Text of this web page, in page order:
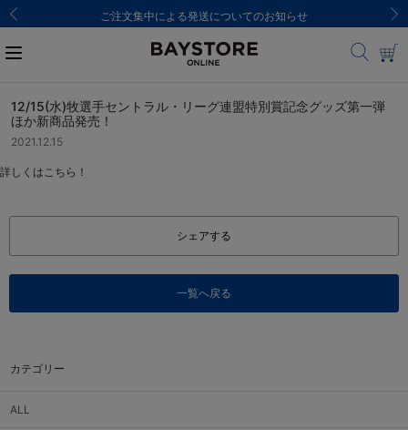
ご注文集中による発送についてのお知らせ
カテゴリー
ALL
12/15(水)牧選手セントラル・リーグ連盟特別賞記念グッズ第一弾
ほか新商品発売！
2021.12.15
詳しくはこちら！
シェアする
一覧へ戻る